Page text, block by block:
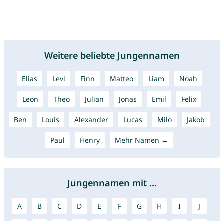
Weitere beliebte Jungennamen
Elias Levi Finn Matteo Liam Noah
Leon Theo Julian Jonas Emil Felix
Ben Louis Alexander Lucas Milo Jakob
Paul Henry Mehr Namen →
Jungennamen mit ...
A B C D E F G H I J